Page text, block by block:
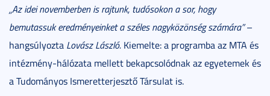
„Az idei novemberben is rajtunk, tudósokon a sor, hogy
bemutassuk eredményeinket a széles nagyközönség számára”–
hangsúlyozta Lovász László. Kiemelte: a programba az MTA és
intézmény-hálózata mellett bekapcsolódnak az egyetemek és
a Tudományos Ismeretterjesztő Társulat is.